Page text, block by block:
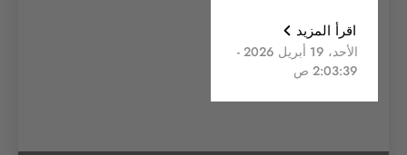
اقرأ المزيد
الأحد، 19 أبريل 2026 -
2:03:39 ص